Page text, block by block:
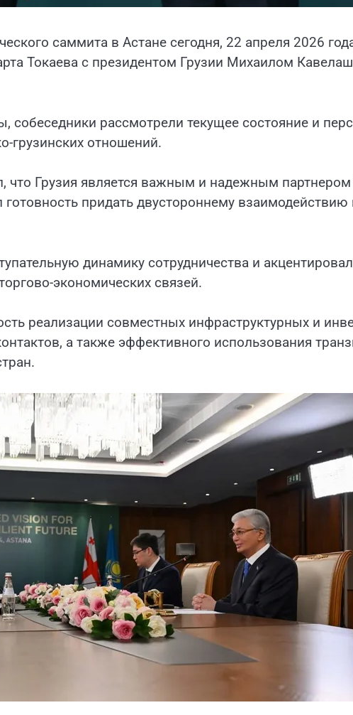
саммита в Астане сегодня, 22 апреля 2026
Токаева с президентом Грузии Михаилом
рассмотрели текущее состояние и
грузинских отношений.
что Грузия является важным и надежным партнером
придать двустороннему
динамику сотрудничества и
экономических связей.
реализации совместных инфраструктурных и
а также эффективного использования